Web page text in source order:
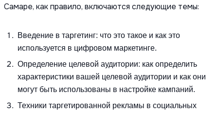
Самаре, как правило, включаются следующие темы:
Введение в таргетинг: что это такое и как это
используется в цифровом маркетинге.
Определение целевой аудитории: как определить
характеристики вашей целевой аудитории и как они
могут быть использованы в настройке кампаний.
Техники таргетированной рекламы в социальных